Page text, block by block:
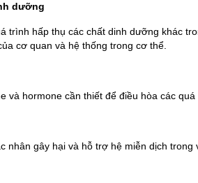
dưỡng
trình hấp thụ các chất dinh dưỡng khác
cơ quan và hệ thống trong cơ thể.
và hormone cần thiết để điều hòa các
gây hại và hỗ trợ hệ miễn dịch trong